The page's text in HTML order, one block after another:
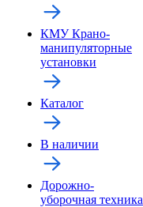
КМУ Крано-
манипуляторные
установки
Каталог
В наличии
Дорожно-
уборочная техника